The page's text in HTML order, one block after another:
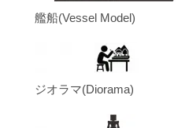
艦船(Vessel Model)
ジオラマ(Diorama)